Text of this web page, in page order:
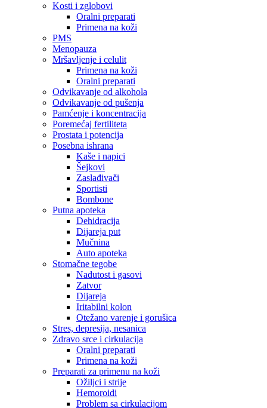
Kosti i zglobovi
Oralni preparati
Primena na koži
PMS
Menopauza
Mršavljenje i celulit
Primena na koži
Oralni preparati
Odvikavanje od alkohola
Odvikavanje od pušenja
Pamćenje i koncentracija
Poremećaj fertiliteta
Prostata i potencija
Posebna ishrana
Kaše i napici
Šejkovi
Zaslađivači
Sportisti
Bombone
Putna apoteka
Dehidracija
Dijareja put
Mučnina
Auto apoteka
Stomačne tegobe
Nadutost i gasovi
Zatvor
Dijareja
Iritabilni kolon
Otežano varenje i gorušica
Stres, depresija, nesanica
Zdravo srce i cirkulacija
Oralni preparati
Primena na koži
Preparati za primenu na koži
Ožiljci i strije
Hemoroidi
Problem sa cirkulacijom